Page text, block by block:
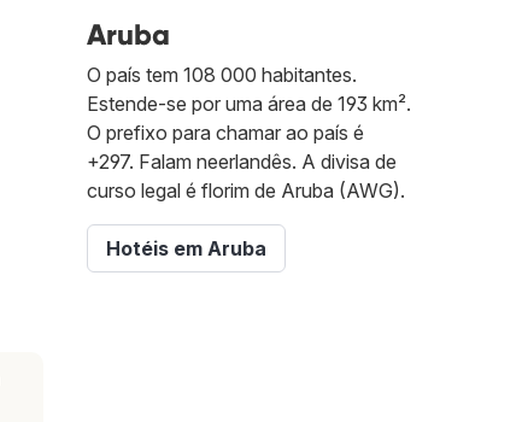
Aruba
O país tem 108 000 habitantes.
Estende-se por uma área de 193 km².
O prefixo para chamar ao país é
+297. Falam neerlandês. A divisa de
curso legal é florim de Aruba (AWG).
Hotéis em Aruba